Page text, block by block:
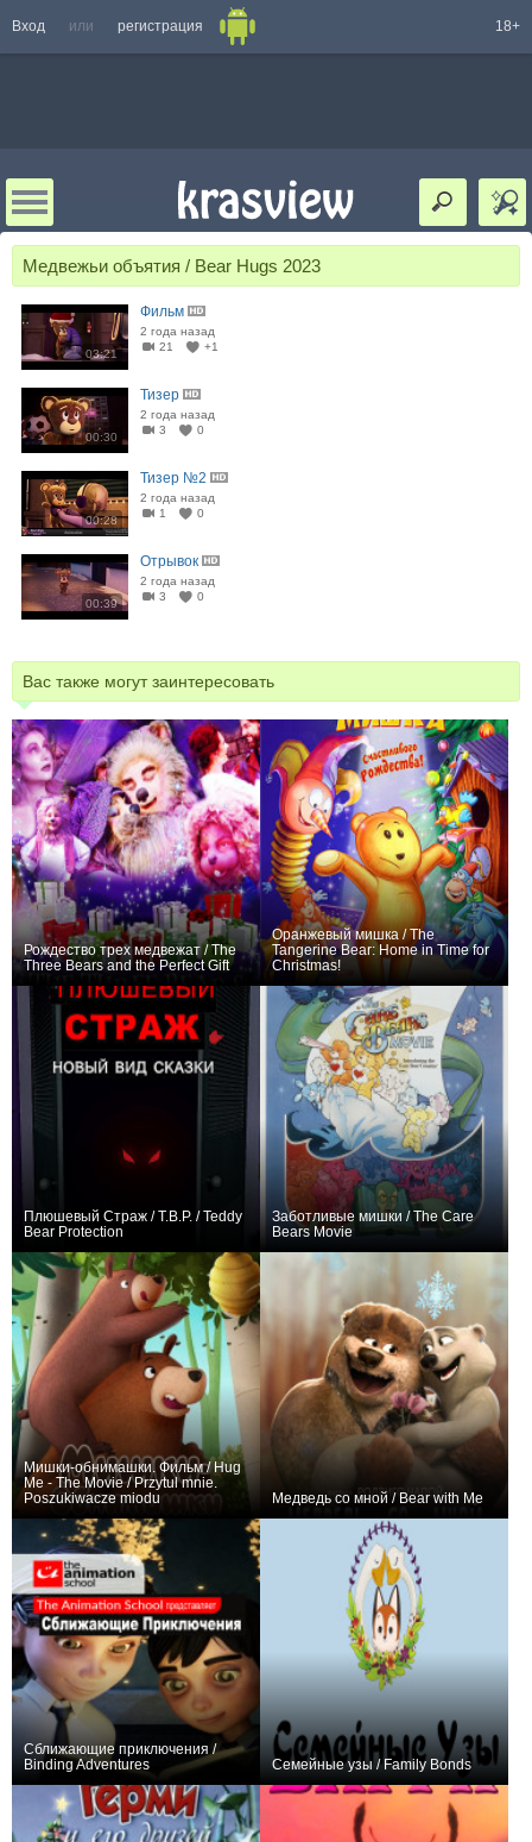
Вход или регистрация 18+
Медвежьи объятия / Bear Hugs 2023
03:21
Фильм
2 года назад
21
+1
00:30
Тизер
2 года назад
3
0
00:28
Тизер №2
2 года назад
1
0
00:39
Отрывок
2 года назад
3
0
Вас также могут заинтересовать
Рождество трех медвежат / The
Three Bears and the Perfect Gift
Оранжевый мишка / The
Tangerine Bear: Home in Time for
Christmas!
Плюшевый Страж / T.B.P. / Teddy
Bear Protection
Заботливые мишки / The Care
Bears Movie
Мишки-обнимашки. Фильм / Hug
Me - The Movie / Przytul mnie.
Poszukiwacze miodu
Медведь со мной / Bear with Me
Сближающие приключения /
Binding Adventures
Семейные узы / Family Bonds